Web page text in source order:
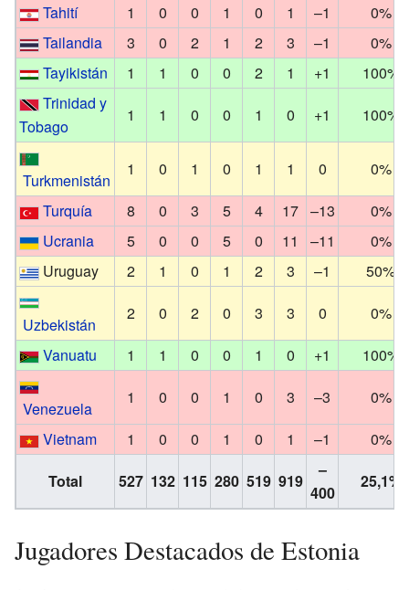
Tahití 1 0 0 1 0 1 –1
0%
Tailandia
3 0 2 1 2 3 –1
0%
Tayikistán
1 1 0 0 2 1 +1
100%
Trinidad y
Tobago
1 1 0 0 1 0 +1 100%
Turkmenistán
1 0 1 0 1 1 0
0%
Turquía
8 0 3 5 4 17 –13
0%
Ucrania
5 0 0 5 0 11 –11
0%
Uruguay
2 1 0 1 2 3 –1 50%
Uzbekistán
2 0 2 0 3 3 0
0%
Vanuatu
1 1 0 0 1 0 +1 100%
Venezuela
1 0 0 1 0 3 –3
0%
Vietnam
1 0 0 1 0 1 –1
0%
Total
527 132 115 280 519 919
–
400
25,1%
Jugadores Destacados de Estonia